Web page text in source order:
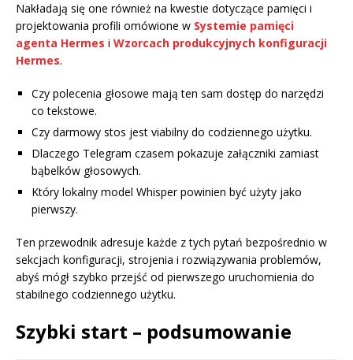
Nakładają się one również na kwestie dotyczące pamięci i
projektowania profili omówione w Systemie pamięci
agenta Hermes i Wzorcach produkcyjnych konfiguracji
Hermes.
Czy polecenia głosowe mają ten sam dostęp do narzędzi
co tekstowe.
Czy darmowy stos jest viabilny do codziennego użytku.
Dlaczego Telegram czasem pokazuje załączniki zamiast
bąbelków głosowych.
Który lokalny model Whisper powinien być użyty jako
pierwszy.
Ten przewodnik adresuje każde z tych pytań bezpośrednio w
sekcjach konfiguracji, strojenia i rozwiązywania problemów,
abyś mógł szybko przejść od pierwszego uruchomienia do
stabilnego codziennego użytku.
Szybki start – podsumowanie